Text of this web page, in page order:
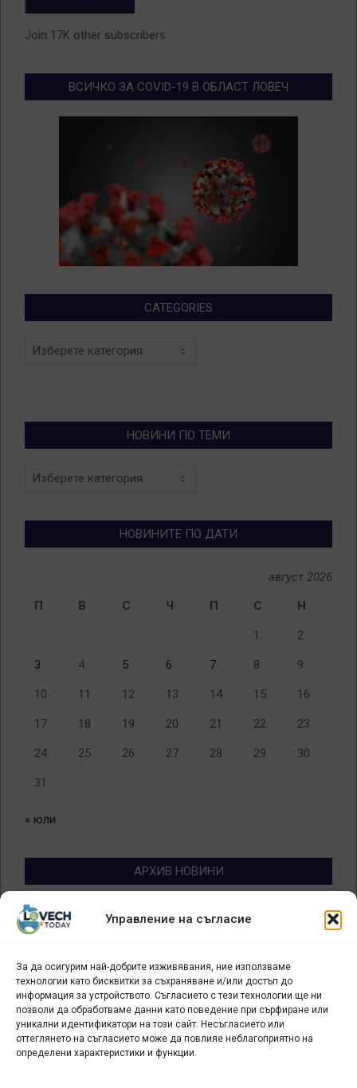
Управление на съгласие
За да осигурим най-добрите изживявания, ние използваме
технологии като бисквитки за съхраняване и/или достъп до
информация за устройството. Съгласието с тези технологии ще ни
позволи да обработваме данни като поведение при сърфиране или
уникални идентификатори на този сайт. Несъгласието или
оттеглянето на съгласието може да повлияе неблагоприятно на
определени характеристики и функции.
Join 17K other subscribers
ВСИЧКО ЗА COVID-19 В ОБЛАСТ ЛОВЕЧ
CATEGORIES
Categories
НОВИНИ ПО ТЕМИ
Новини
НОВИНИТЕ ПО ДАТИ
август 2026
П
В С Ч П С Н
1 2
3 4 5 6 7 8 9
10 11 12 13 14 15 16
17 18 19 20 21 22 23
24 25 26 27 28 29 30
31
« юли
АРХИВ НОВИНИ
Архив
новини
БИЗНЕС
Арт галерия "Мостове" – магазин за изкуство
СЕВЕРОЗАПАДА ИНФОРМАЦИОНЕН БИЗНЕС
ТУРИСТИЧЕСКИ КЛЪСТЕР